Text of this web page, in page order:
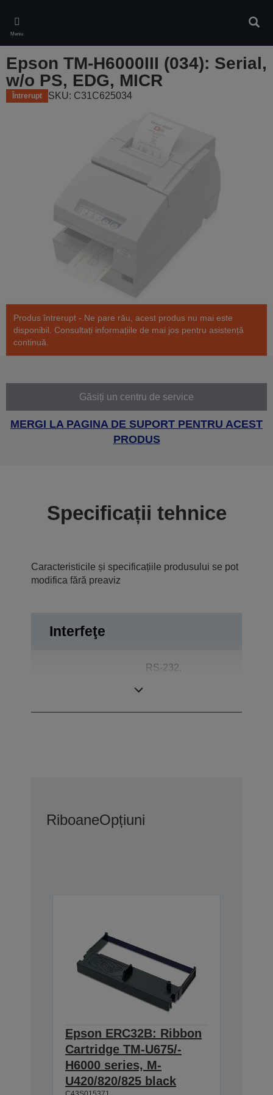
main
content
Meniu
Epson TM-H6000III (034): Serial,
w/o PS, EDG, MICR
Întrerupt SKU: C31C625034
Produs întrerupt - Ne pare rău, acest produs nu mai este
disponibil. Consultați informațiile de mai jos pentru asistență
continuă.
Găsiți un centru de service
MERGI LA PAGINA DE SUPORT PENTRU ACEST
PRODUS
Specificații tehnice
Caracteristicile și specificațiile produsului se pot
modifica fără preaviz
Interfeţe
RS-232,
RiboaneOpțiuni
Epson ERC32B: Ribbon
Cartridge TM-U675/-
H6000 series, M-
U420/820/825 black